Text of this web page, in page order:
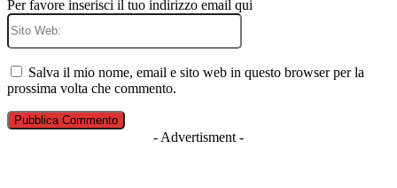
Per favore inserisci il tuo indirizzo email qui
Sito
Salva il mio nome, email e sito web in questo browser per la
prossima volta che commento.
- Advertisment -